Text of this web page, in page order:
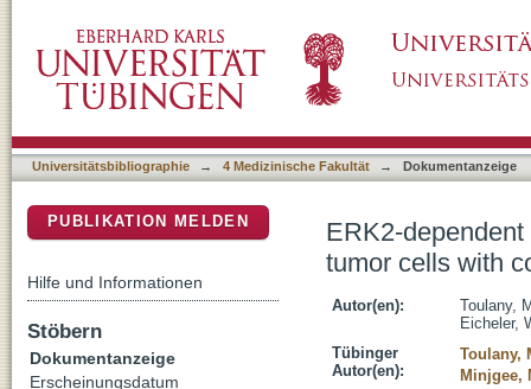
K-RAS activity to PI3K inhibition
Universitätsbibliographie → 4 Medizinische Fakultät → Dokumentanzeige
ERK2-
tumor cells with
Autor(en):
Toulany,
Eicheler,
Tübinger
Autor(en):
Toulany,
Minjgee,
PUBLIKATION MELDEN
Hilfe und Informationen
Stöbern
Dokumentanzeige
Erscheinungsdatum